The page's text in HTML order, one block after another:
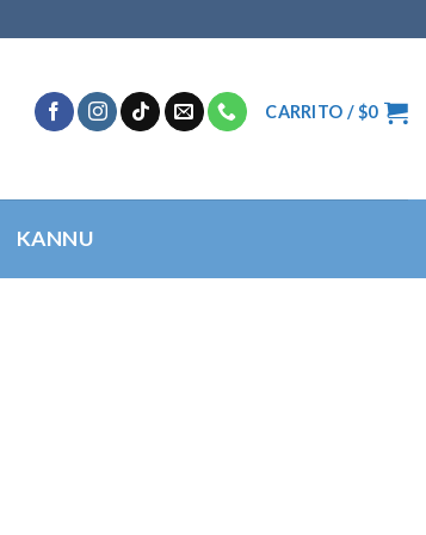
CARRITO /$0
KANNU